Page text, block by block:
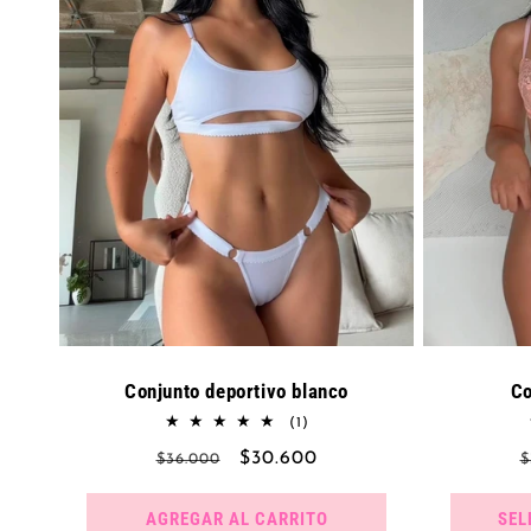
Conjunto deportivo blanco
(1)
totales
Precio
$36.000
Precio
oferta
$30.600
AGREGAR AL CARRITO